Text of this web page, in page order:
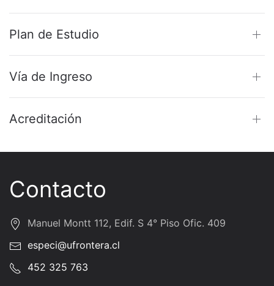
Plan de Estudio
Vía de Ingreso
Acreditación
Contacto
Manuel Montt 112, Edif. S 4° Piso Ofic. 409
especi@ufrontera.cl
452 325 763